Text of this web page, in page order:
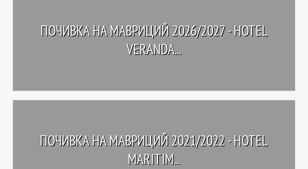
ПОЧИВКА НА МАВРИЦИЙ 2026/2027 - HOTEL
VERANDA...
ПОЧИВКА НА МАВРИЦИЙ 2021/2022 - HOTEL
MARITIM...